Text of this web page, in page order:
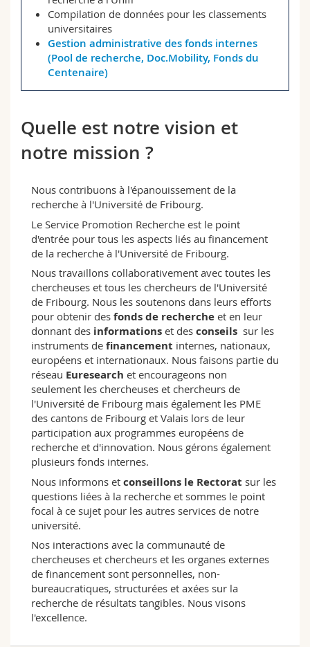
Compilation de données pour les classements
universitaires
Gestion administrative des fonds internes
(Pool de recherche, Doc.Mobility, Fonds du
Centenaire)
Quelle est notre vision et
notre mission ?
Nous contribuons à l'épanouissement de la
recherche à l'Université de Fribourg.
Le Service Promotion Recherche est le point
d'entrée pour tous les aspects liés au financement
de la recherche à l'Université de Fribourg.
Nous travaillons collaborativement avec toutes les
chercheuses et tous les chercheurs de l'Université
de Fribourg. Nous les soutenons dans leurs efforts
pour obtenir des fonds de recherche et en leur
donnant des informations et des conseils sur les
instruments de financement internes, nationaux,
européens et internationaux. Nous faisons partie du
réseau Euresearch et encourageons non
seulement les chercheuses et chercheurs de
l'Université de Fribourg mais également les PME
des cantons de Fribourg et Valais lors de leur
participation aux programmes européens de
recherche et d'innovation. Nous gérons également
plusieurs fonds internes.
Nous informons et conseillons le Rectorat sur les
questions liées à la recherche et sommes le point
focal à ce sujet pour les autres services de notre
université.
Nos interactions avec la communauté de
chercheuses et chercheurs et les organes externes
de financement sont personnelles, non-
bureaucratiques, structurées et axées sur la
recherche de résultats tangibles. Nous visons
l'excellence.